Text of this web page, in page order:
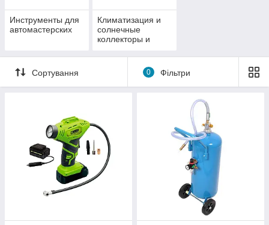
Инструменты для
автомастерских
Климатизация и
солнечные
коллекторы и
коллекторы
Сортування
0 Фільтри